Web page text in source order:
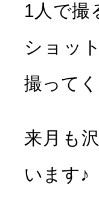
1人で撮
ショッ
撮って
来月も
います♪